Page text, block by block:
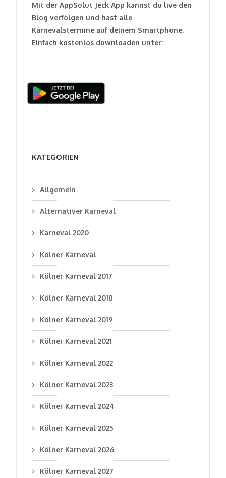
Mit der AppSolut Jeck App kannst du live den
Blog verfolgen und hast alle
Karnevalstermine auf deinem Smartphone.
Einfach kostenlos downloaden unter:
KATEGORIEN
Allgemein
Alternativer Karneval
Karneval 2020
Kölner Karneval
Kölner Karneval 2017
Kölner Karneval 2018
Kölner Karneval 2019
Kölner Karneval 2021
Kölner Karneval 2022
Kölner Karneval 2023
Kölner Karneval 2024
Kölner Karneval 2025
Kölner Karneval 2026
Kölner Karneval 2027